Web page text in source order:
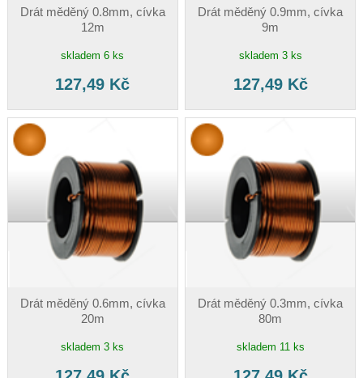
Drát měděný 0.8mm, cívka
12m
skladem 6 ks
127,49 Kč
Drát měděný 0.9mm, cívka
9m
skladem 3 ks
127,49 Kč
Drát měděný 0.6mm, cívka
20m
skladem 3 ks
Drát měděný 0.3mm, cívka
80m
skladem 11 ks